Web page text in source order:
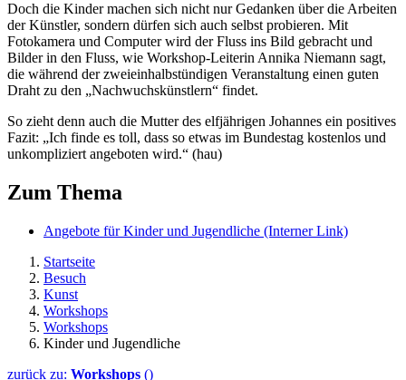
Doch die Kinder machen sich nicht nur Gedanken über die Arbeiten
der Künstler, sondern dürfen sich auch selbst probieren. Mit
Fotokamera und Computerwird der Fluss ins Bild gebracht und
Bilder in den Fluss, wie Workshop-Leiterin Annika Niemann sagt,
die während der zweieinhalbstündigen Veranstaltung einen guten
Draht zu den „Nachwuchskünstlern“ findet.
So zieht denn auch die Mutter des elfjährigen Johannes ein positives
Fazit: „Ich finde es toll, dass so etwas im Bundestag kostenlos und
unkompliziert angeboten wird.“ (hau)
Zum Thema
Angebote für Kinder und Jugendliche (Interner Link)
Startseite
Besuch
Kunst
Workshops
Workshops
Kinder und Jugendliche
zurück zu: Workshops ()